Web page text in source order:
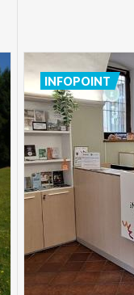
INFOPOINT